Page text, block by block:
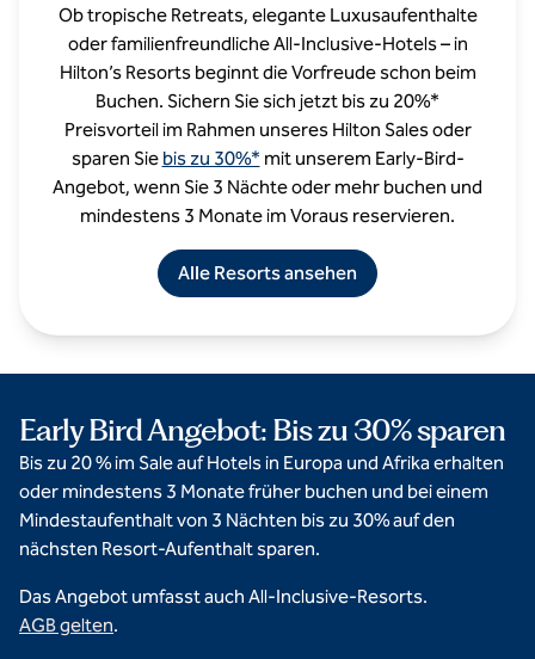
Ob tropische Retreats, elegante Luxusaufenthalte
oder familienfreundliche All-Inclusive-Hotels – in
Hilton’s Resorts beginnt die Vorfreude schon beim
Buchen. Sichern Sie sich jetzt bis zu 20%*
Preisvorteil im Rahmen unseres Hilton Sales oder
sparen Sie bis zu 30%* mit unserem Early-Bird-
Angebot, wenn Sie 3 Nächte oder mehr buchen und
mindestens 3 Monate im Voraus reservieren.
Alle Resorts ansehen
Early Bird Angebot: Bis zu 30% sparen
Bis zu 20 % im Sale auf Hotels in Europa und Afrika erhalten
oder mindestens 3 Monate früher buchen und bei einem
Mindestaufenthalt von 3 Nächten bis zu 30% auf den
nächsten Resort-Aufenthalt sparen.
Das Angebot umfasst auch All-Inclusive-Resorts.
AGB gelten.